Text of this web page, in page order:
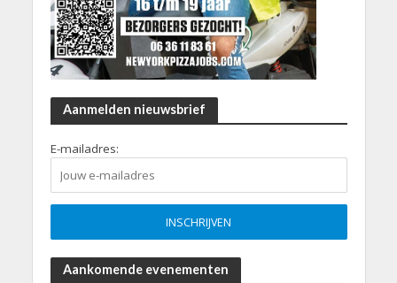
Aanmelden nieuwsbrief
E-mailadres:
Aankomende evenementen